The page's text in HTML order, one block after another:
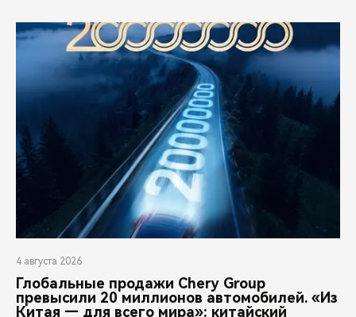
4 августа 2026
Глобальные продажи Chery Group
превысили 20 миллионов автомобилей. «Из
Китая — для всего мира»: китайский